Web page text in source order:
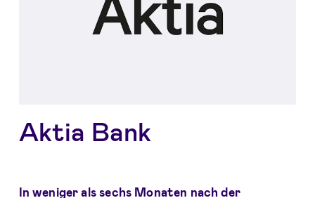
Aktia Bank
In weniger als sechs Monaten nach der